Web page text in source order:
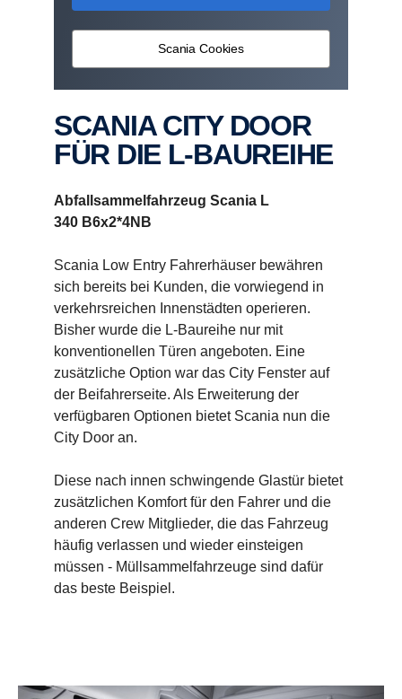
Scania Cookies
SCANIA CITY DOOR
FÜR DIE L-BAUREIHE
Abfallsammelfahrzeug Scania L
340 B6x2*4NB
Scania Low Entry Fahrerhäuser bewähren
sich bereits bei Kunden, die vorwiegend in
verkehrsreichen Innenstädten operieren.
Bisher wurde die L-Baureihe nur mit
konventionellen Türen angeboten. Eine
zusätzliche Option war das City Fenster auf
der Beifahrerseite. Als Erweiterung der
verfügbaren Optionen bietet Scania nun die
City Door an.
Diese nach innen schwingende Glastür bietet
zusätzlichen Komfort für den Fahrer und die
anderen Crew Mitglieder, die das Fahrzeug
häufig verlassen und wieder einsteigen
müssen - Müllsammelfahrzeuge sind dafür
das beste Beispiel.